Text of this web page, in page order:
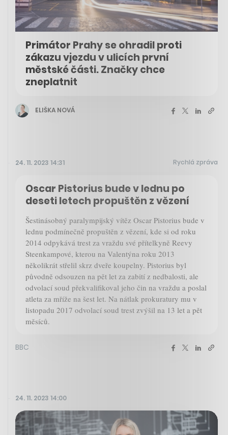
Primátor Prahy se ohradil proti
zákazu vjezdu v ulicích první
městské části. Značky chce
zneplatnit
ELIŠKA NOVÁ
24. 11. 2023 14:31 Rychlá zpráva
Oscar Pistorius bude v lednu po
deseti letech propuštěn z vězení
Šestinásobný paralympijský vítěz Oscar Pistorius bude v
lednu podmínečně propuštěn z vězení, kde si od roku
2014 odpykává trest za vraždu své přítelkyně Reevy
Steenkampové, kterou na Valentýna roku 2013
několikrát střelil skrz dveře koupelny. Pistorius byl
původně odsouzen na pět let za zabití z nedbalosti, ale
odvolací soud překvalifikoval jeho čin na vraždu a poslal
atleta za mříže na šest let. Na nátlak prokuratury mu v
listopadu 2017 odvolací soud trest zvýšil na 13 let a pět
měsíců.
BBC
24. 11. 2023 14:00